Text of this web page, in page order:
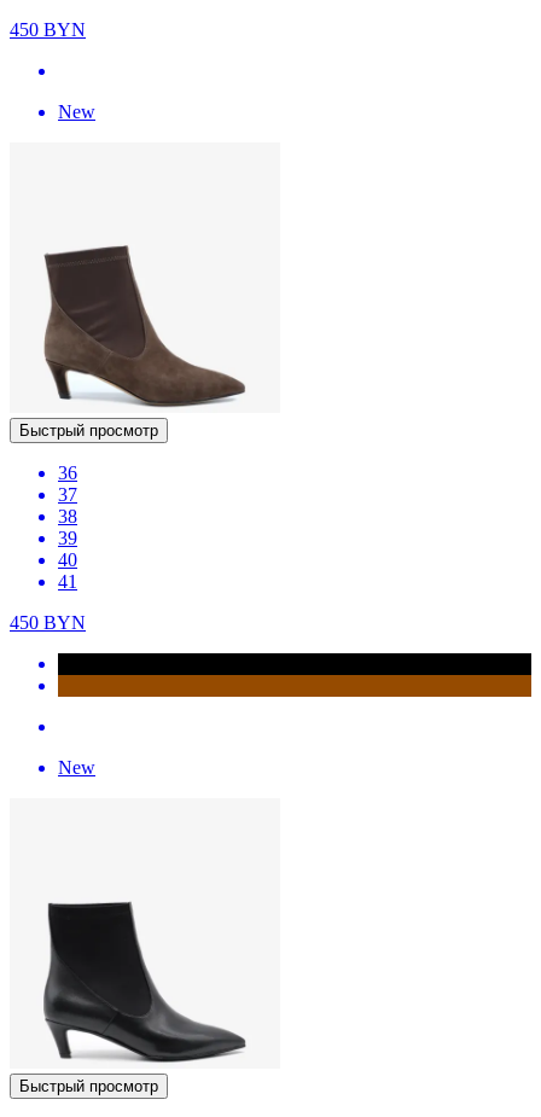
450 BYN
New
Быстрый просмотр
36
37
38
39
40
41
450 BYN
New
Быстрый просмотр